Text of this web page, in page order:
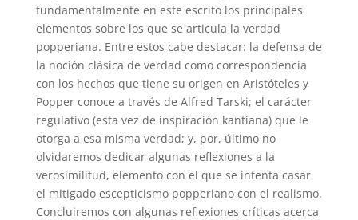
fundamentalmente en este escrito los principales
elementos sobre los que se articula la verdad
popperiana. Entre estos cabe destacar: la defensa de
la noción clásica de verdad como correspondencia
con los hechos que tiene su origen en Aristóteles y
Popper conoce a través de Alfred Tarski; el carácter
regulativo (esta vez de inspiración kantiana) que le
otorga a esa misma verdad; y, por, último no
olvidaremos dedicar algunas reflexiones a la
verosimilitud, elemento con el que se intenta casar
el mitigado escepticismo popperiano con el realismo.
Concluiremos con algunas reflexiones críticas acerca